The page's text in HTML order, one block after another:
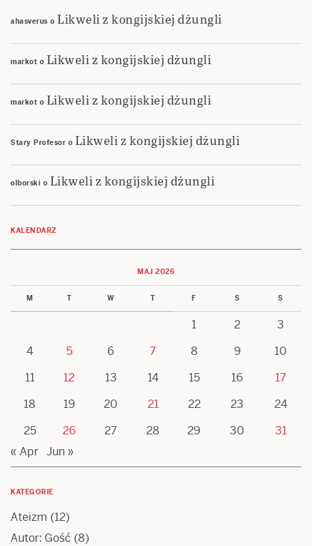
ahasverus o Likweli z kongijskiej dżungli
markot o Likweli z kongijskiej dżungli
markot o Likweli z kongijskiej dżungli
Stary Profesor o Likweli z kongijskiej dżungli
olborski o Likweli z kongijskiej dżungli
KALENDARZ
MAJ 2026
M T W T F S S
1 2
3
4
5 6 7 8 9
10
11
12 13 14 15 16
17
18
19 20 21 22 23
24
25
26 27 28 29 30
31
« Apr Jun »
KATEGORIE
Ateizm (12)
Autor: Gość (8)